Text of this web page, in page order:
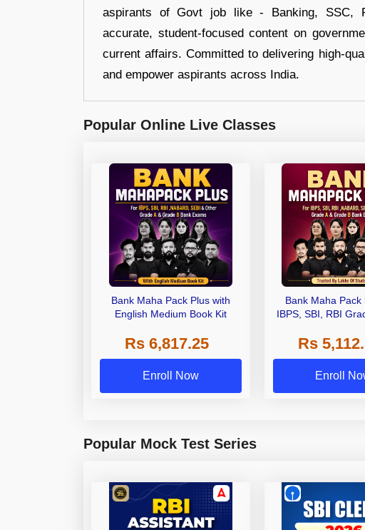
aspirants of Govt job like - Banking, SSC,
accurate, student-focused content on
current affairs. Committed to delivering high-
and empower aspirants across India.
Popular Online Live Classes
Bank Maha Pack Plus with
English Medium Book Kit
Rs 6,817.25
Enroll Now
Bank Maha Pack
IBPS, SBI, RBI
Other Grade A &
Exams
Rs
Enroll
Popular Mock Test Series